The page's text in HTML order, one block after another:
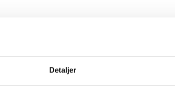
Detaljer